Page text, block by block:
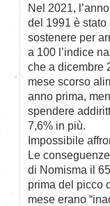
Nel 2021,
del 1991 è
sostenere per
a 100 l’indice
che a dicembre
mese scorso
anno prima,
spendere
7,6% in più.
Impossibile
Le
di Nomisma il
prima del picco
mese erano